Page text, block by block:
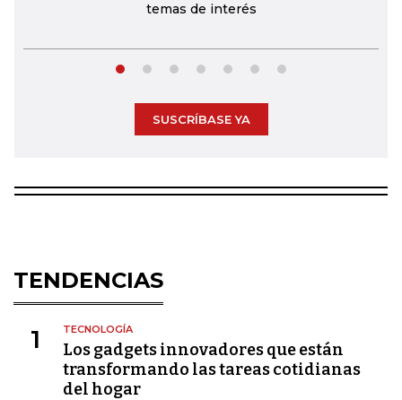
temas de interés
SUSCRÍBASE YA
TENDENCIAS
1 TECNOLOGÍA
Los gadgets innovadores que están
transformando las tareas cotidianas
del hogar